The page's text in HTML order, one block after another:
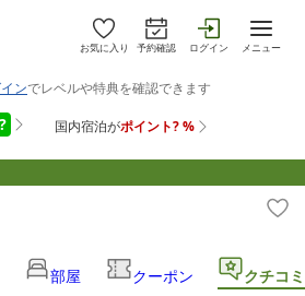
お気に入り 予約確認 ログイン メニュー
部屋 クーポン クチコミ